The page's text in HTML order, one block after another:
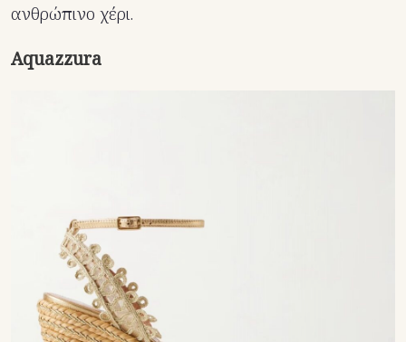
ανθρώπινο χέρι.
Aquazzura